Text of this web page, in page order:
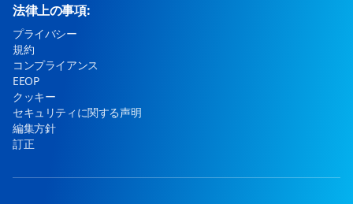
法律上の事項:
プライバシー
規約
コンプライアンス
EEOP
クッキー
セキュリティに関する声明
編集方針
訂正